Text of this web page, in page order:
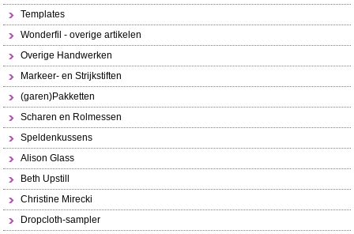
Templates
Wonderfil - overige artikelen
Overige Handwerken
Markeer- en Strijkstiften
(garen)Pakketten
Scharen en Rolmessen
Speldenkussens
Alison Glass
Beth Upstill
Christine Mirecki
Dropcloth-sampler